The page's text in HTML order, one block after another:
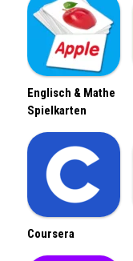
Englisch & Mathe
Spielkarten
Coursera